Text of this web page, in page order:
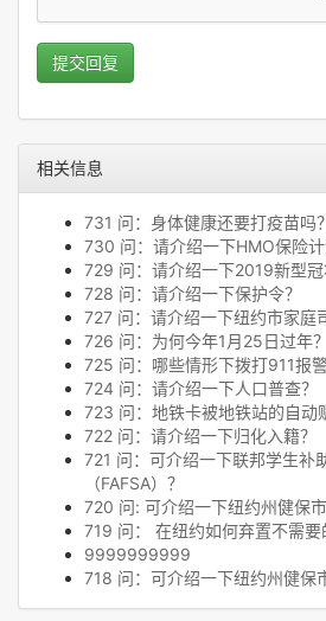
提交回复
相关信息
731 问：身体健康还要打疫苗吗？
730 问：请介绍一下HMO保险计
729 问：请介绍一下2019新型冠
728 问：请介绍一下保护令？
727 问：请介绍一下纽约市家庭
726 问：为何今年1月25日过年？
725 问：哪些情形下拨打911报警
724 问：请介绍一下人口普查？
723 问：地铁卡被地铁站的自动
722 问：请介绍一下归化入籍？
721 问：可介绍一下联邦学生补
（FAFSA）？
720 问: 可介绍一下纽约州健保
719 问： 在纽约如何弃置不需要
9999999999
718 问：可介绍一下纽约州健保